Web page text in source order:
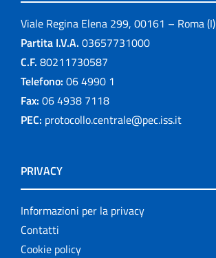
Viale Regina Elena 299, 00161 – Roma (I)
Partita I.V.A. 03657731000
C.F. 80211730587
Telefono: 06 4990 1
Fax: 06 4938 7118
PEC: protocollo.centrale@pec.iss.it
PRIVACY
Informazioni per la privacy
Contatti
Cookie policy